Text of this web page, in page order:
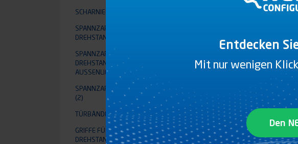
ROHR
MM
Produkt
SCHARNIERE
SPANNZAPFEN FÜR EINBAU-
DREHSTANGENVERSCHLUSS
SPANNZAPFEN FÜR
DREHSTANGENVERSCHLUSS
AUSSENLIEGEND
(5)
SPANNZAPFEN FÜR BÜNDIGE TÜR
(2)
TÜRBÄNDER (13)
GRIFFE FÜR EINBAU-
DREHSTANGENVERSCHLUSS (10)
Entdecken
Mit nur wenigen
Den